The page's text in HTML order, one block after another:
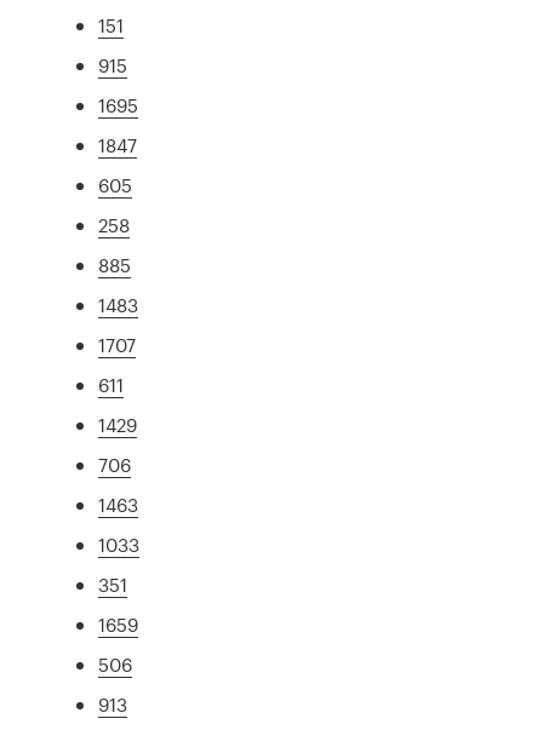
151
915
1695
1847
605
258
885
1483
1707
611
1429
706
1463
1033
351
1659
506
913